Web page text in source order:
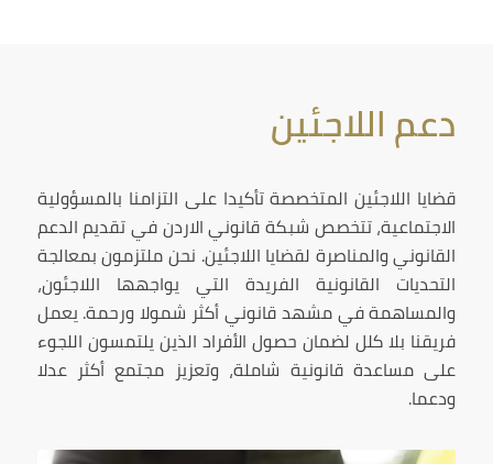
دعم اللاجئين
قضايا اللاجئين المتخصصة تأكيدا على التزامنا بالمسؤولية
الاجتماعية، تتخصص شبكة قانوني الاردن في تقديم الدعم
القانوني والمناصرة لقضايا اللاجئين. نحن ملتزمون بمعالجة
التحديات القانونية الفريدة التي يواجهها اللاجئون،
والمساهمة في مشهد قانوني أكثر شمولا ورحمة. يعمل
فريقنا بلا كلل لضمان حصول الأفراد الذين يلتمسون اللجوء
على مساعدة قانونية شاملة، وتعزيز مجتمع أكثر عدلا
ودعما.